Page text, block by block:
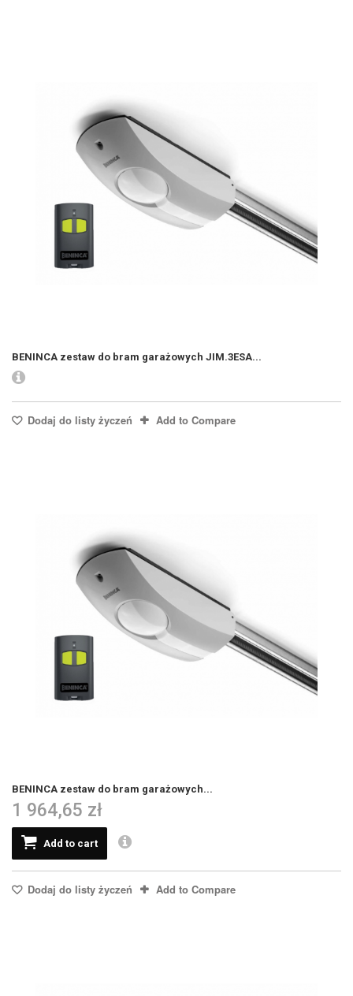
BENINCA zestaw do bram garażowych JIM.3ESA...
Dodaj do listy życzeń Add to Compare
BENINCA zestaw do bram garażowych...
1 964,65 zł
Add to cart
Dodaj do listy życzeń Add to Compare